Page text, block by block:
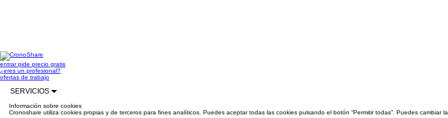
entrarpide precio gratis
¿eres un profesional?
ofertas de trabajo
SERVICIOS
Información sobre cookies
Cronoshare utiliza cookies propias y de terceros para fines analíticos. Puedes aceptar todas las cookies pulsando el botón “Permitir todas”. Puedes cambiar la